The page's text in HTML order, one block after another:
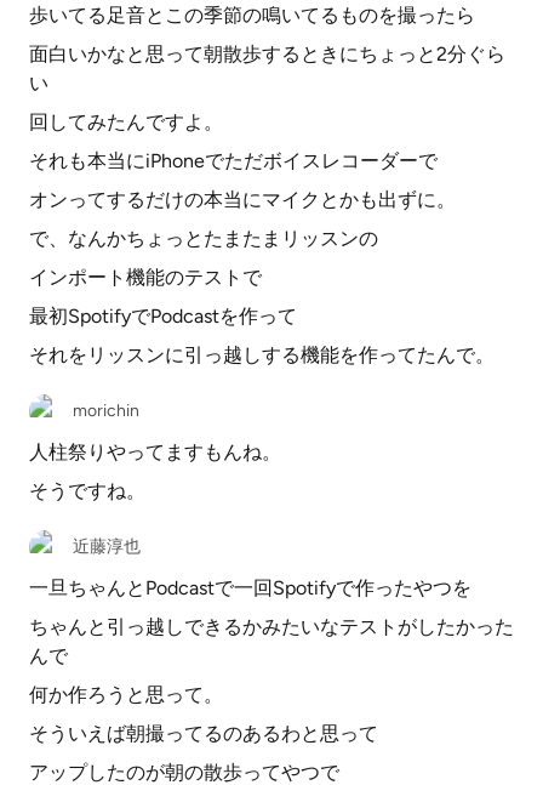
歩いてる足音とこの季節の鳴いてるものを撮ったら
面白いかなと思って朝散歩するときにちょっと2分ぐら
い
回してみたんですよ。
それも本当にiPhoneでただボイスレコーダーで
オンってするだけの本当にマイクとかも出ずに。
で、なんかちょっとたまたまリッスンの
インポート機能のテストで
最初SpotifyでPodcastを作って
それをリッスンに引っ越しする機能を作ってたんで。
morichin
人柱祭りやってますもんね。
そうですね。
近藤淳也
一旦ちゃんとPodcastで一回Spotifyで作ったやつを
ちゃんと引っ越しできるかみたいなテストがしたかった
んで
何か作ろうと思って。
そういえば朝撮ってるのあるわと思って
アップしたのが朝の散歩ってやつで